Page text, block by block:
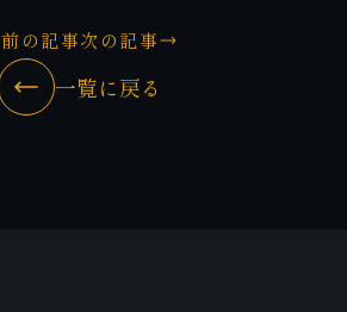
前の記事次の記事
一覧に戻る